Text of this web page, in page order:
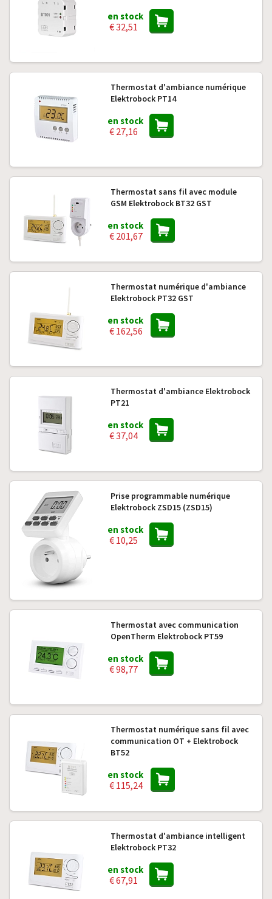
en stock
€ 32,51
Thermostat d'ambiance numérique
Elektrobock PT14
en stock
€ 27,16
Thermostat sans fil avec module
GSM Elektrobock BT32 GST
en stock
€ 201,67
Thermostat numérique d'ambiance
Elektrobock PT32 GST
en stock
€ 162,56
Thermostat d'ambiance Elektrobock
PT21
en stock
€ 37,04
Prise programmable numérique
Elektrobock ZSD15 (ZSD15)
en stock
€ 10,25
Thermostat avec communication
OpenTherm Elektrobock PT59
en stock
€ 98,77
Thermostat numérique sans fil avec
communication OT + Elektrobock
BT52
en stock
€ 115,24
Thermostat d'ambiance intelligent
Elektrobock PT32
en stock
€ 67,91